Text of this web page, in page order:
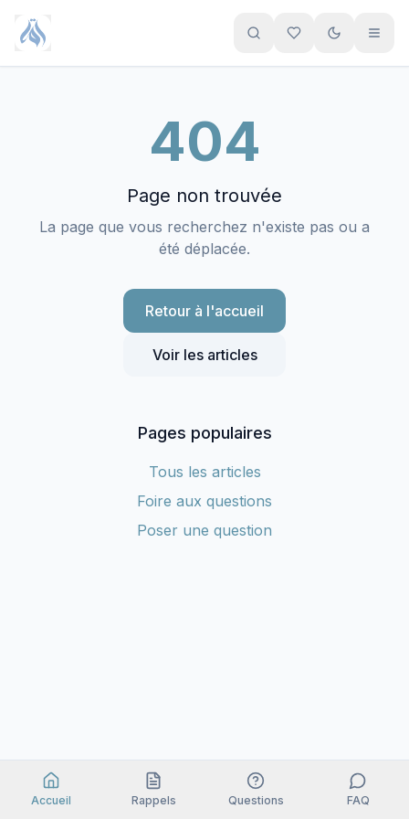
404
Page non trouvée
La page que vous recherchez n'existe pas ou a
été déplacée.
Retour à l'accueil
Voir les articles
Pages populaires
Tous les articles
Foire aux questions
Poser une question
Accueil Rappels Questions FAQ